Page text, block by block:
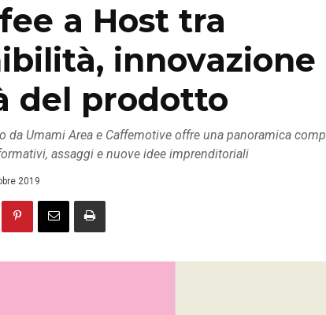
a Host tra
innovazione
del prodotto
da Umami Area e Caffemotive offre una panoramica
assaggi e nuove idee imprenditoriali
2019